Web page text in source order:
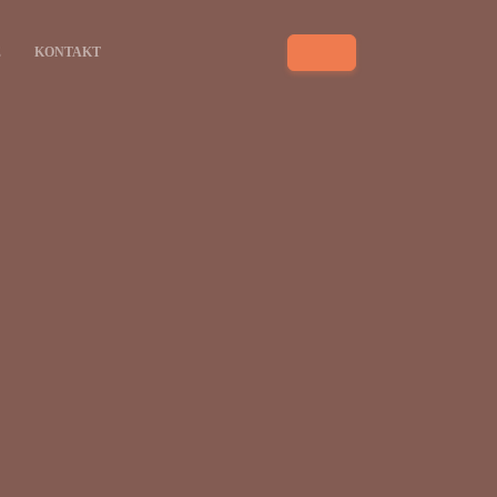
KONTAKT